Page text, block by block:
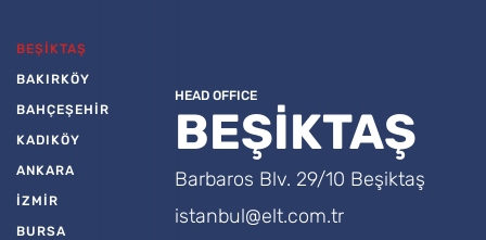
BEŞİKTAŞ
BAKIRKÖY
BAHÇEŞEHİR
KADIKÖY
ANKARA
İZMİR
BURSA
HEAD OFFICE
BEŞİKTAŞ
Barbaros Blv. 29/10 Beşiktaş
istanbul@elt.com.tr